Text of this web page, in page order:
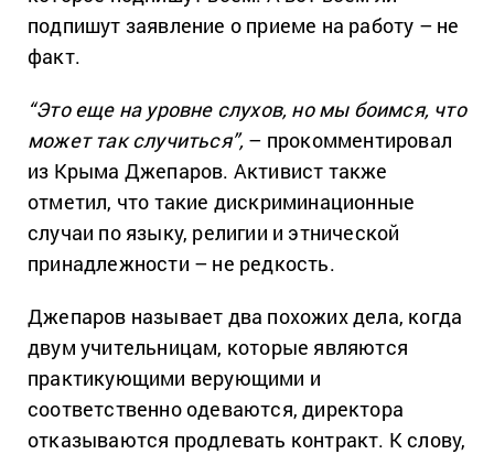
подпишут заявление о приеме на работу – не
факт.
“Это еще на уровне слухов, но мы боимся, что
может так случиться”, – прокомментировал
из Крыма Джепаров. Активист также
отметил, что такие дискриминационные
случаи по языку, религии и этнической
принадлежности – не редкость.
Джепаров называет два похожих дела, когда
двум учительницам, которые являются
практикующими верующими и
соответственно одеваются, директора
отказываются продлевать контракт. К слову,